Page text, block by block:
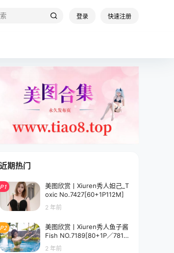
登录 快速注册
近期热门
美图欣赏丨Xiuren秀人妲己_T
oxic No.7427[60+1P112M]
2 年前
美图欣赏丨Xiuren秀人鱼子酱
Fish NO.7189[80+1P／781M
2 年前